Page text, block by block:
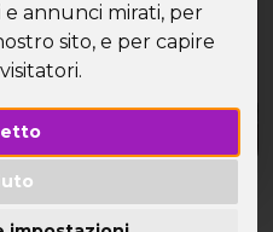
annunci mirati, per
sito, e per capire